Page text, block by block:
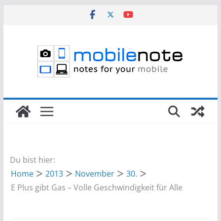
Du bist hier:
Home
2013 November
30.
E Plus gibt Gas – Volle Geschwindigkeit für Alle